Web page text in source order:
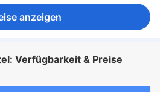
anzeigen
Verfügbarkeit & Preise